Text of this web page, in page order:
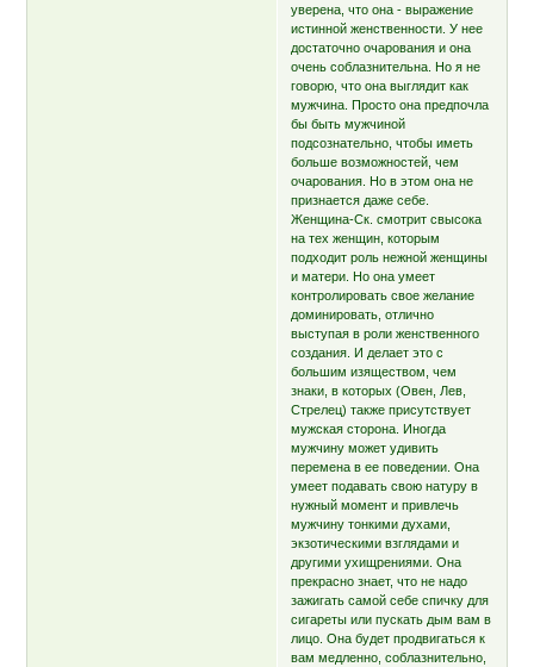
уверена, что она - выражение
истинной женственности. У нее
достаточно очарования и она
очень соблазнительна. Но я не
говорю, что она выглядит как
мужчина. Просто она предпочла
бы быть мужчиной
подсознательно, чтобы иметь
больше возможностей, чем
очарования. Но в этом она не
признается даже себе.
Женщина-Ск. смотрит свысока
на тех женщин, которым
подходит роль нежной женщины
и матери. Но она умеет
контролировать свое желание
доминировать, отлично
выступая в роли женственного
создания. И делает это с
большим изяществом, чем
знаки, в которых (Овен, Лев,
Стрелец) также присутствует
мужская сторона. Иногда
мужчину может удивить
перемена в ее поведении. Она
умеет подавать свою натуру в
нужный момент и привлечь
мужчину тонкими духами,
экзотическими взглядами и
другими ухищрениями. Она
прекрасно знает, что не надо
зажигать самой себе спичку для
сигареты или пускать дым вам в
лицо. Она будет продвигаться к
вам медленно, соблазнительно,